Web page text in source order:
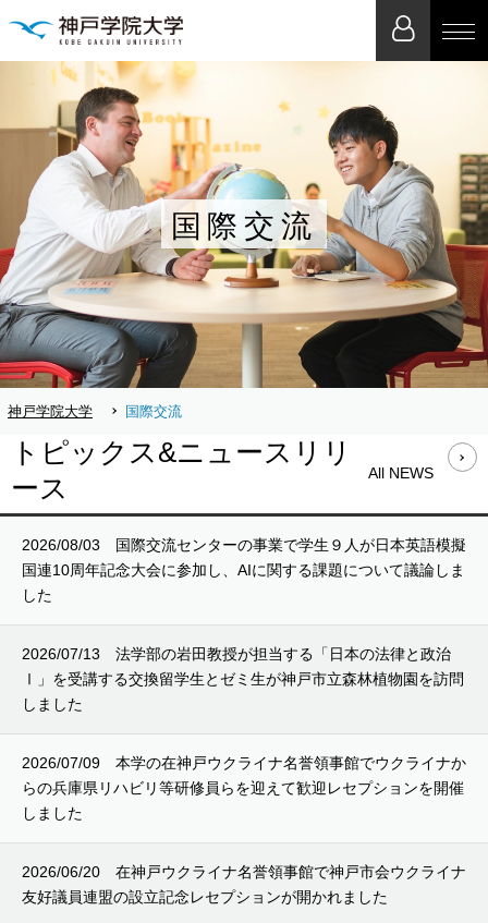
国際交流
神戸学院大学 国際交流
トピックス&ニュースリリ
ース
All NEWS
2026/08/03
国際交流センターの事業で学生９人が日本英語模擬
国連10周年記念大会に参加し、AIに関する課題について議論しま
した
2026/07/13
法学部の岩田教授が担当する「日本の法律と政治
Ⅰ」を受講する交換留学生とゼミ生が神戸市立森林植物園を訪問
しました
2026/07/09
本学の在神戸ウクライナ名誉領事館でウクライナか
らの兵庫県リハビリ等研修員らを迎えて歓迎レセプションを開催
しました
2026/06/20
在神戸ウクライナ名誉領事館で神戸市会ウクライナ
友好議員連盟の設立記念レセプションが開かれました